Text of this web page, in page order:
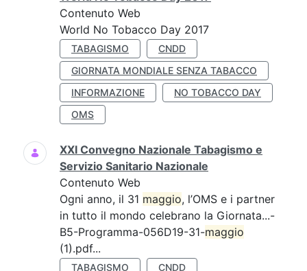
Contenuto Web
World No Tobacco Day 2017
TABAGISMO
CNDD
GIORNATA MONDIALE SENZA TABACCO
INFORMAZIONE
NO TOBACCO DAY
OMS
XXI Convegno Nazionale Tabagismo e
Servizio Sanitario Nazionale
Contenuto Web
Ogni anno, il 31 maggio, l’OMS e i partner
in tutto il mondo celebrano la Giornata...-
B5-Programma-056D19-31-maggio
(1).pdf...
TABAGISMO
CNDD